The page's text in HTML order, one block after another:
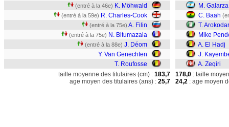
(entré à la 46e) K. Möhwald
(entré à la 59e) R. Charles-Cook
(entré à la 75e) A. Filin
(entré à la 75e) N. Bitumazala
(entré à la 88e) J. Déom
Y. Van Genechten
T. Roufosse
M. Galarza
C. Baah
T.
Mike
A. El Hadj
J.
A. Zeqiri
taille moyenne des titulaires (cm) : 183,7
age moyen des titulaires (ans) : 25,7
178,0 : taille
24,2 : age moyen